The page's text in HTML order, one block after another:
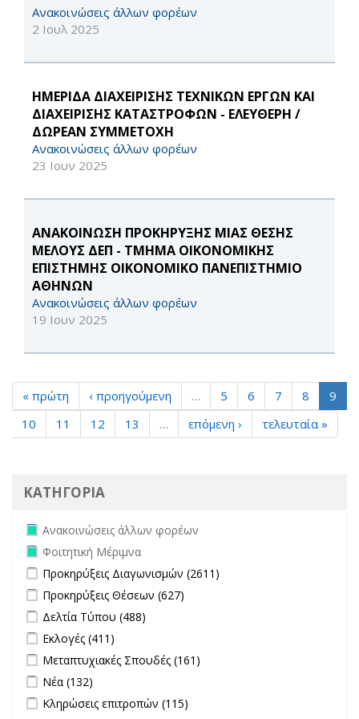
Ανακοινώσεις άλλων φορέων
2 Ιουλ 2025
ΗΜΕΡΙΔΑ ΔΙΑΧΕΙΡΙΣΗΣ ΤΕΧΝΙΚΩΝ ΕΡΓΩΝ ΚΑΙ
ΔΙΑΧΕΙΡΙΣΗΣ ΚΑΤΑΣΤΡΟΦΩΝ - ΕΛΕΥΘΕΡΗ /
ΔΩΡΕΑΝ ΣΥΜΜΕΤΟΧΗ
Ανακοινώσεις άλλων φορέων
23 Ιουν 2025
ΑΝΑΚΟΙΝΩΣΗ ΠΡΟΚΗΡΥΞΗΣ ΜΙΑΣ ΘΕΣΗΣ
ΜΕΛΟΥΣ ΔΕΠ - ΤΜΗΜΑ ΟΙΚΟΝΟΜΙΚΗΣ
ΕΠΙΣΤΗΜΗΣ ΟΙΚΟΝΟΜΙΚΟ ΠΑΝΕΠΙΣΤΗΜΙΟ
ΑΘΗΝΩΝ
Ανακοινώσεις άλλων φορέων
19 Ιουν 2025
« πρώτη ‹ προηγούμενη … 5 6 7 8
9
10
11 12 13 … επόμενη › τελευταία »
ΚΑΤΗΓΟΡΙΑ
Remove Ανακοινώσεις άλλων φορέων filter
Ανακοινώσεις άλλων φορέων
Remove Φοιτητική Μέριμνα filter
Φοιτητική Μέριμνα
Apply Προκηρύξεις Διαγωνισμών filter
Προκηρύξεις Διαγωνισμών (2611)
Apply Προκηρύξεις Θέσεων filter
Προκηρύξεις Θέσεων (627)
Apply Δελτία Τύπου filter
Δελτία Τύπου (488)
Apply Εκλογές filter
Εκλογές (411)
Apply Μεταπτυχιακές Σπουδές filter
Μεταπτυχιακές Σπουδές (161)
Apply Νέα filter
Νέα (132)
Apply Κληρώσεις επιτροπών filter
Κληρώσεις επιτροπών (115)